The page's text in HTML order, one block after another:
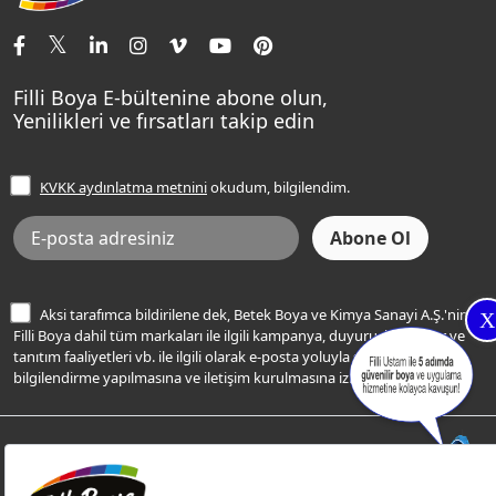
X
Tavan Boyaları
Ev Bakım ve Hobi Boyaları
Yatak Odası Renkleri
Sentomaxx Sentetik Boya
Sentomaxx İpeksi Mat
Momento Life
Şampanya Rengi
Açık Mavi Rengi
Frezya Rengi
İletişim Bilgilerimiz
Renk Danışma
Filli Ustam
Sıkça Sorulan Sorular
Ücretsiz Yalıtım Keşif Hizmeti
Bilgi Toplumu Hizmetleri
İnternet Sitesi Kullanım Koşulları
KVKK Talep Formu
KVKK Aydınlatma Metni
Filli Boya E-bültenine abone olun,
Yenilikleri ve fırsatları takip edin
KVKK aydınlatma metniniokudum, bilgilendim.
Aksi tarafımca bildirilene dek, Betek Boya ve Kimya Sanayi A.Ş.'nin
Filli Boya dahil tüm markaları ile ilgili kampanya, duyuru, hizmetler ve
tanıtım faaliyetleri vb. ile ilgili olarak e-posta yoluyla şahsıma
bilgilendirme yapılmasına ve iletişim kurulmasına izin veriyorum.